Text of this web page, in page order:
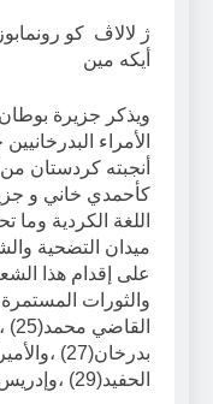
ژ لالاڤ كو
أيكه مين
الأمراء
أنجبته كردستان من
كأحمدي خاني و
اللغة الكردية وما
ميدان التضحية
على إقدام هذا
والثورات
الحفيد(29) ،وإدريس وعبدالسلام برزاني(30) ، يقول :